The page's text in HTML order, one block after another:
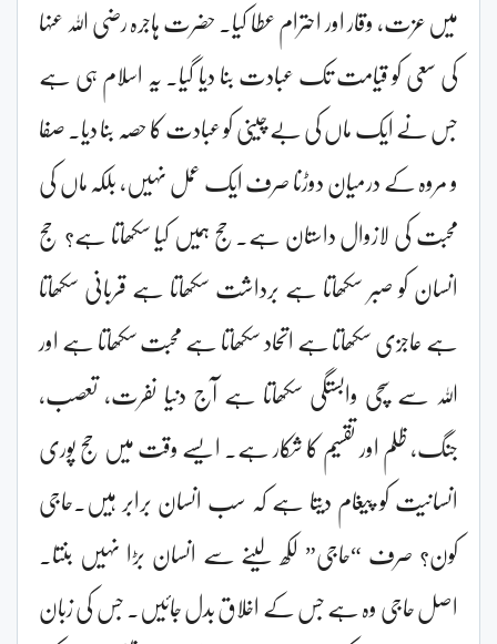
میں عزت، وقار اور احترام عطا کیا۔ حضرت ہاجرہ رضی اللہ عنہا
کی سعی کو قیامت تک عبادت بنا دیا گیا۔ یہ اسلام ہی ہے
جس نے ایک ماں کی بے چینی کو عبادت کا حصہ بنا دیا۔ صفا
و مروہ کے درمیان دوڑنا صرف ایک عمل نہیں، بلکہ ماں کی
محبت کی لازوال داستان ہے۔حج ہمیں کیا سکھاتا ہے؟ حج
انسان کو صبر سکھاتا ہے برداشت سکھاتا ہے قربانی سکھاتا
ہے عاجزی سکھاتا ہے اتحاد سکھاتا ہے محبت سکھاتا ہے اور
اللہ سے سچی وابستگی سکھاتا ہے آج دنیا نفرت، تعصب،
جنگ، ظلم اور تقسیم کا شکار ہے۔ ایسے وقت میں حج پوری
انسانیت کو پیغام دیتا ہے کہ سب انسان برابر ہیں۔حاجی
کون؟ صرف “حاجی” لکھ لینے سے انسان بڑا نہیں بنتا۔
اصل حاجی وہ ہے جس کے اخلاق بدل جائیں۔ جس کی زبان